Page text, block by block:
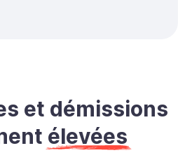
et démissions
élevées